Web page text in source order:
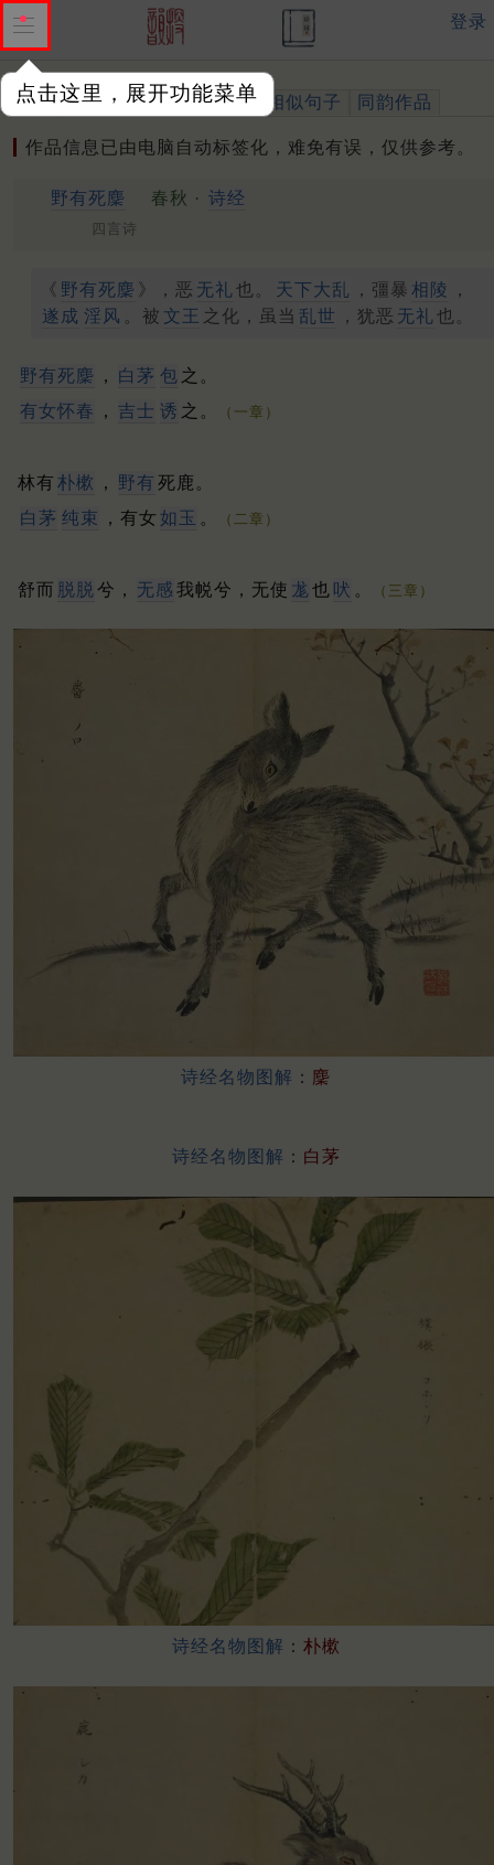
点击这里，展开功能菜单
登录
作品 标注四声 出处、引用 相似句子 同韵作品
作品信息已由电脑自动标签化，难免有误，仅供参考。
野有死麇 春秋 · 诗经
四言诗
《 野有死麇 》，恶 无礼也。 天下大乱 ，彊暴 相陵
，
遂成 淫风 。被 文王 之化，虽当 乱世 ，犹恶 无礼也。
野有死 麇 ， 白 茅 包 之。
有女怀春
， 吉士 诱 之。 （一章）
林有 朴樕 ， 野有 死鹿。
白 茅 纯束 ，有女 如玉 。 （二章）
舒而 脱脱兮， 无感 我帨兮，无使 尨也 吠 。 （三章）
诗经名物图解 ： 麇
诗经名物图解 ： 白茅
诗经名物图解 ： 朴樕